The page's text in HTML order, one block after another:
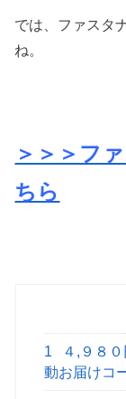
では、ファスタ
ね。
＞＞＞フ
ちら
1
４,９８
動お届けコ